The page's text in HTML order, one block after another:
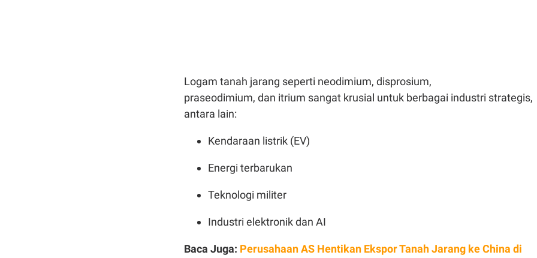
Logam tanah jarang seperti neodimium, disprosium,
praseodimium, dan itrium sangat krusial untuk berbagai industri strategis,
antara lain:
Kendaraan listrik (EV)
Energi terbarukan
Teknologi militer
Industri elektronik dan AI
Baca Juga: Perusahaan AS Hentikan Ekspor Tanah Jarang ke China di